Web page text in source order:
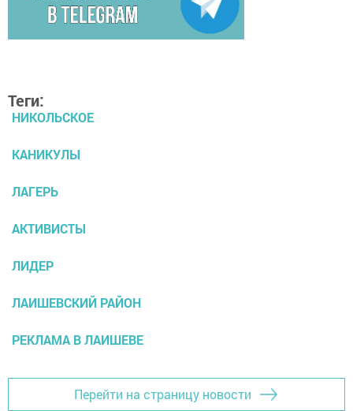
Теги:
НИКОЛЬСКОЕ
КАНИКУЛЫ
ЛАГЕРЬ
АКТИВИСТЫ
ЛИДЕР
ЛАИШЕВСКИЙ РАЙОН
РЕКЛАМА В ЛАИШЕВЕ
Перейти на страницу новости